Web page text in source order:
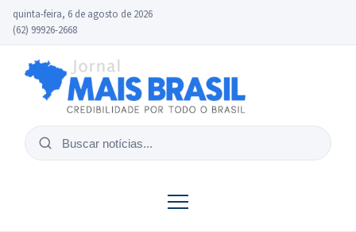
quinta-feira, 6 de agosto de 2026
(62) 99926-2668
Buscar